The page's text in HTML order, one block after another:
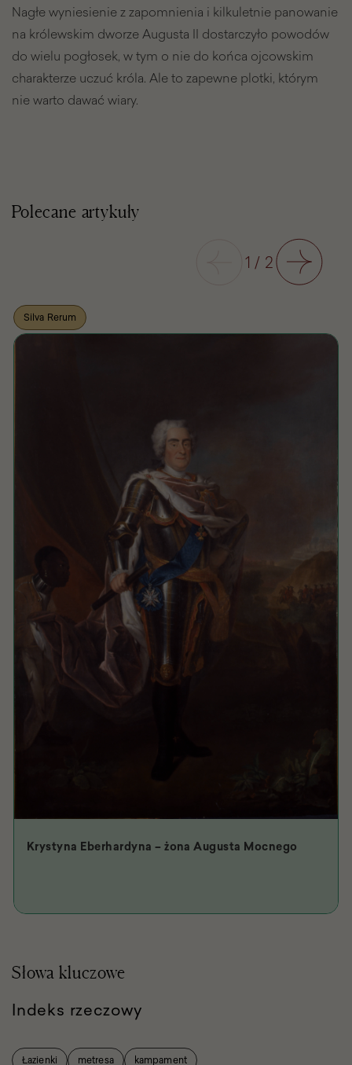
Nagłe wyniesienie z zapomnienia i kilkuletnie panowanie
na królewskim dworze Augusta II dostarczyło powodów
do wielu pogłosek, w tym o nie do końca ojcowskim
charakterze uczuć króla. Ale to zapewne plotki, którym
nie warto dawać wiary.
Polecane artykuły
1 / 2 Następny
Silva Rerum
Krystyna Eberhardyna – żona Augusta Mocnego
Słowa kluczowe
Indeks rzeczowy
Łazienki metresa kampament